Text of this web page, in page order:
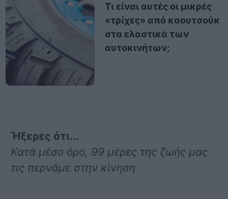
Τι είναι αυτές οι μικρές
«τρίχες» από καουτσούκ
στα ελαστικά των
αυτοκινήτων;
Ήξερες ότι...
Κατά μέσο όρο, 99 μέρες της ζωής μας
τις περνάμε στην κίνηση